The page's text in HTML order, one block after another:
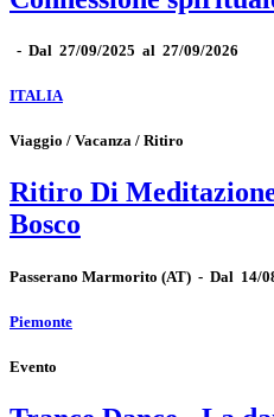
- Dal 27/09/2025 al 27/09/2026
ITALIA
Viaggio / Vacanza / Ritiro
Ritiro Di
Bosco
Passerano Marmorito (AT) - Dal 14/
Piemonte
Evento